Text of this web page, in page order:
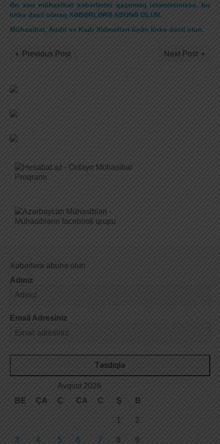
Ən son mühasibat xəbərlərini qaçırmaq istəmirsinizsə, bu
linkə daxil olaraq XƏBƏRLƏRƏ ABUNƏ OLUN.
Mühasibat, Audit və Kadr Xidmətləri üçün linkə daxil olun.
Previous Post Next Post
Xəbərlərə abunə olun
Adınız
Email Adresiniz
Təsdiqlə
Avqust 2026
BE
ÇA Ç CA C Ş B
1 2
3 4 5 6 7 8 9